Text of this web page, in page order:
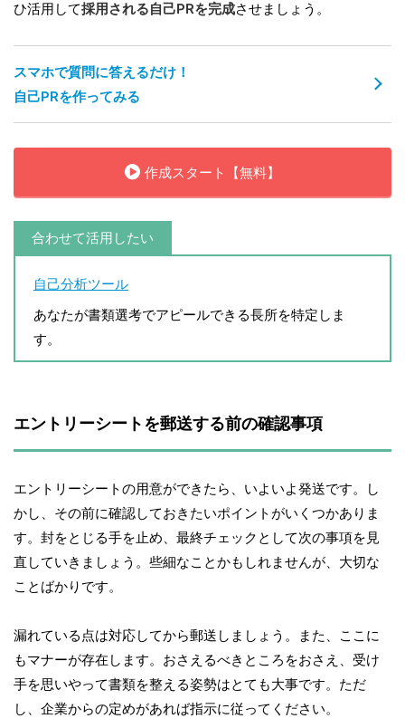
ひ活用して採用される自己PRを完成させましょう。
スマホで質問に答えるだけ！
自己PRを作ってみる
作成スタート【無料】
合わせて活用したい
自己分析ツール
あなたが書類選考でアピールできる長所を特定しま
す。
エントリーシートを郵送する前の確認事項
エントリーシートの用意ができたら、いよいよ発送です。し
かし、その前に確認しておきたいポイントがいくつかありま
す。封をとじる手を止め、最終チェックとして次の事項を見
直していきましょう。些細なことかもしれませんが、大切な
ことばかりです。
漏れている点は対応してから郵送しましょう。また、ここに
もマナーが存在します。おさえるべきところをおさえ、受け
手を思いやって書類を整える姿勢はとても大事です。ただ
し、企業からの定めがあれば指示に従ってください。